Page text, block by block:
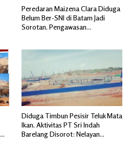
Peredaran Maizena Clara Diduga
Belum Ber-SNI di Batam Jadi
Sorotan, Pengawasan
Diduga Timbun Pesisir Teluk Mata
Ikan, Aktivitas PT Sri Indah
Barelang Disorot: Nelayan